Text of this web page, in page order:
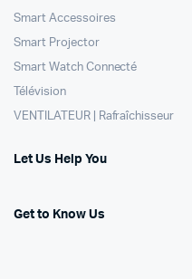
Smart Accessoires
Smart Projector
Smart Watch Connecté
Télévision
VENTILATEUR | Rafraîchisseur
Let Us Help You
Get to Know Us